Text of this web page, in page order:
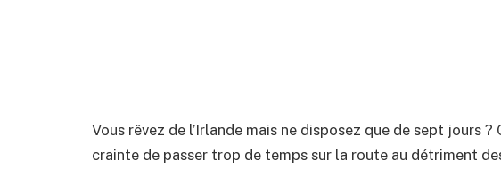
Vous rêvez de l’Irlande mais ne disposez que de sept jours
crainte de passer trop de temps sur la route au détriment